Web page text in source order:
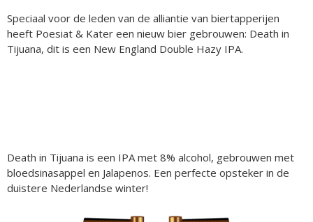
Speciaal voor de leden van de alliantie van biertapperijen
heeft Poesiat & Kater een nieuw bier gebrouwen: Death in
Tijuana, dit is een New England Double Hazy IPA.
Death in Tijuana is een IPA met 8% alcohol, gebrouwen met
bloedsinasappel en Jalapenos. Een perfecte opsteker in de
duistere Nederlandse winter!